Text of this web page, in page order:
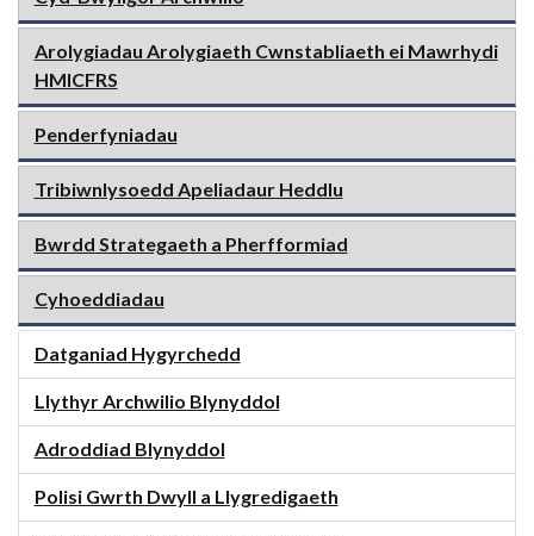
Arolygiadau Arolygiaeth Cwnstabliaeth ei Mawrhydi
HMICFRS
Penderfyniadau
Tribiwnlysoedd Apeliadaur Heddlu
Bwrdd Strategaeth a Pherfformiad
Cyhoeddiadau
Datganiad Hygyrchedd
Llythyr Archwilio Blynyddol
Adroddiad Blynyddol
Polisi Gwrth Dwyll a Llygredigaeth